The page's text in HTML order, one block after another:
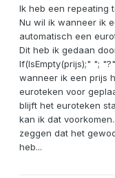
Ik heb een repeating
Nu wil ik wanneer ik
automatisch een
Dit heb ik gedaan
If(IsEmpty(prijs);" ";
wanneer ik een prijs
euroteken voor
blijft het euroteken
kan ik dat
zeggen dat het
heb...